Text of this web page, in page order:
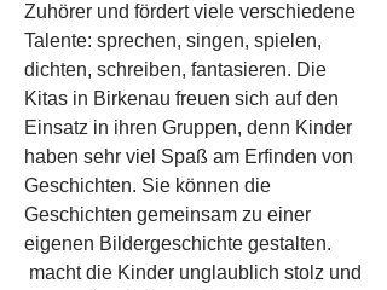
Zuhörer und fördert viele verschiedene
Talente: sprechen, singen, spielen,
dichten, schreiben, fantasieren. Die
Kitas in Birkenau freuen sich auf den
Einsatz in ihren Gruppen, denn Kinder
haben sehr viel Spaß am Erfinden von
Geschichten. Sie können die
Geschichten gemeinsam zu einer
eigenen Bildergeschichte gestalten.
macht die Kinder unglaublich stolz und